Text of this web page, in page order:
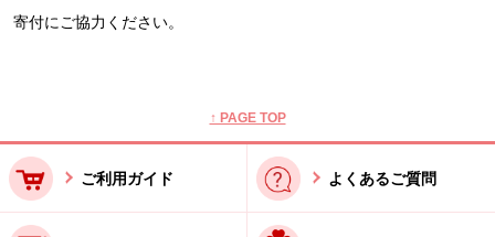
寄付にご協力ください。
↑ PAGE TOP
ご利用ガイド よくあるご質問